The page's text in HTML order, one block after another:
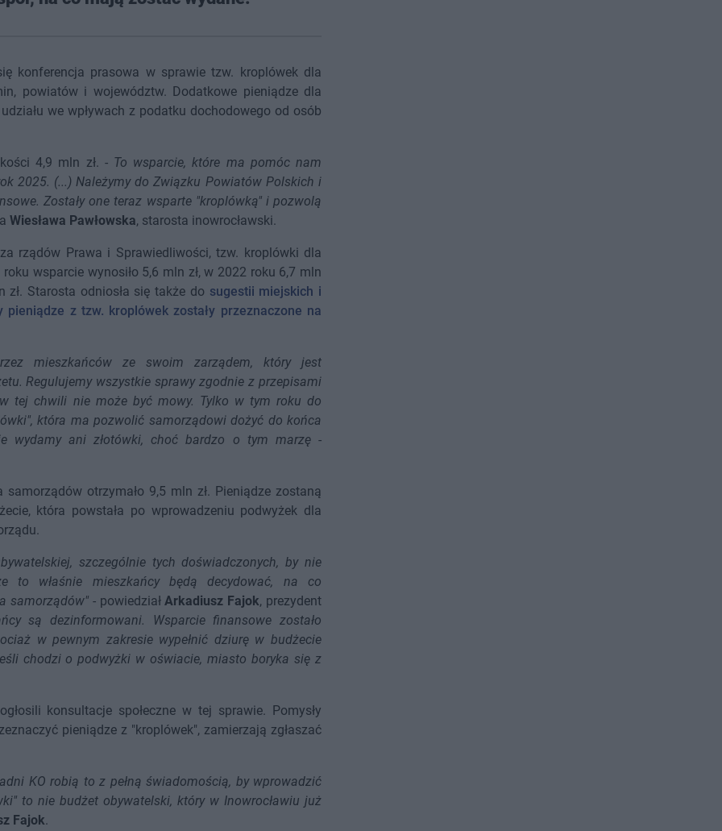
konferencja prasowa w sprawie tzw. kroplówek dla
powiatów i województw. Dodatkowe pieniądze dla
we wpływach z podatku dochodowego od osób
4,9 mln zł. - To wsparcie, które ma pomóc nam
2025. (...) Należymy do Związku Powiatów Polskich i
Zostały one teraz wsparte "kroplówką" i pozwolą
Wiesława Pawłowska, starosta inowrocławski.
rządów Prawa i Sprawiedliwości, tzw. kroplówki dla
wsparcie wynosiło 5,6 mln zł, w 2022 roku 6,7 mln
zł. Starosta odniosła się także do sugestii miejskich i
z tzw. kroplówek zostały przeznaczone na
mieszkańców ze swoim zarządem, który jest
Regulujemy wszystkie sprawy zgodnie z przepisami
tej chwili nie może być mowy. Tylko w tym roku do
która ma pozwolić samorządowi dożyć do końca
wydamy ani złotówki, choć bardzo o tym marzę-
otrzymało 9,5 mln zł. Pieniądze zostaną
która powstała po wprowadzeniu podwyżek dla
szczególnie tych doświadczonych, by nie
to właśnie mieszkańcy będą decydować, na co
samorządów"- powiedziałArkadiusz Fajok, prezydent
są dezinformowani. Wsparcie finansowe zostało
w pewnym zakresie wypełnić dziurę w budżecie
chodzi o podwyżki w oświacie, miasto boryka się z
konsultacje społeczne w tej sprawie. Pomysły
pieniądze z "kroplówek", zamierzają zgłaszać
KO robią to z pełną świadomością, by wprowadzić
to nie budżet obywatelski, który w Inowrocławiu już
Fajok.